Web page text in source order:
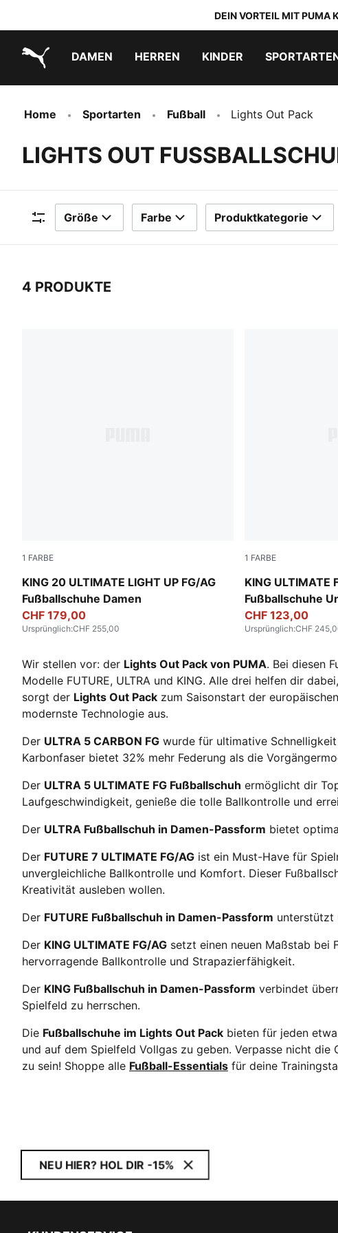
DEIN VORTEIL MIT PUMA
DAMEN HERREN KINDER
Home Sportarten Fußball Lights Out Pack
LIGHTS OUT
Filter
Größe Farbe Produktkategorie
4 PRODUKTE
1 FARBE
KING 20 ULTIMATE LIGHT UP FG/AG
Fußballschuhe Damen
Fizzy Light-Icy Blue-Intense Lavender
CHF 179,00
Ursprünglich:CHF 255,00
1 FARBE
KING ULTIMATE
Fußballschuhe
PUMA Black-
CHF 123,00
Ursprünglich:CHF
Wir stellen vor: der Lights Out Pack von PUMA. Bei diesen
Modelle FUTURE, ULTRA und KING. Alle drei helfen dir
sorgt der Lights Out Pack zum Saisonstart der
modernste Technologie aus.
Der ULTRA 5 CARBON FG wurde für ultimative
Karbonfaser bietet 32% mehr Federung als die
Der ULTRA 5 ULTIMATE FG Fußballschuh ermöglicht dir
Laufgeschwindigkeit, genieße die tolle Ballkontrolle und
Der ULTRA Fußballschuh in Damen-Passform bietet
Der FUTURE 7 ULTIMATE FG/AG ist ein Must-Have für
unvergleichliche Ballkontrolle und Komfort. Dieser
Kreativität ausleben wollen.
Der FUTURE Fußballschuh in Damen-Passform unterstützt
Der KING ULTIMATE FG/AG setzt einen neuen Maßstab bei
hervorragende Ballkontrolle und Strapazierfähigkeit.
Der KING Fußballschuh in Damen-Passform verbindet
Spielfeld zu herrschen.
Die Fußballschuhe im Lights Out Pack bieten für jeden
und auf dem Spielfeld Vollgas zu geben. Verpasse nicht
zu sein! Shoppe alle Fußball-Essentials für deine
NEU HIER? HOL DIR -15%